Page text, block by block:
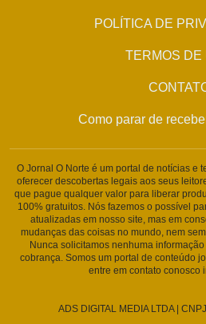
POLÍTICA DE
TERMOS DE
Como parar de
O Jornal O Norte é um portal de notícias e
oferecer descobertas legais aos seus
que pague qualquer valor para liberar
100% gratuitos. Nós fazemos o possível
atualizadas em nosso site, mas em
mudanças das coisas no mundo, nem
Nunca solicitamos nenhuma
cobrança. Somos um portal de conteúdo
entre em contato conosco
ADS DIGITAL MEDIA LTDA |